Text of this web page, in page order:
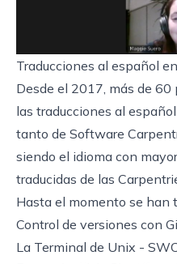
Traducciones al español
Desde el 2017, más de
las traducciones al
tanto de Software
siendo el idioma con
traducidas de las
Hasta el momento se han
Control de versiones con
La Terminal de Unix -